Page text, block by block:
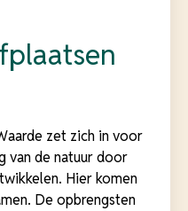
zet zich in voor
van de natuur door
Hier komen
De opbrengsten